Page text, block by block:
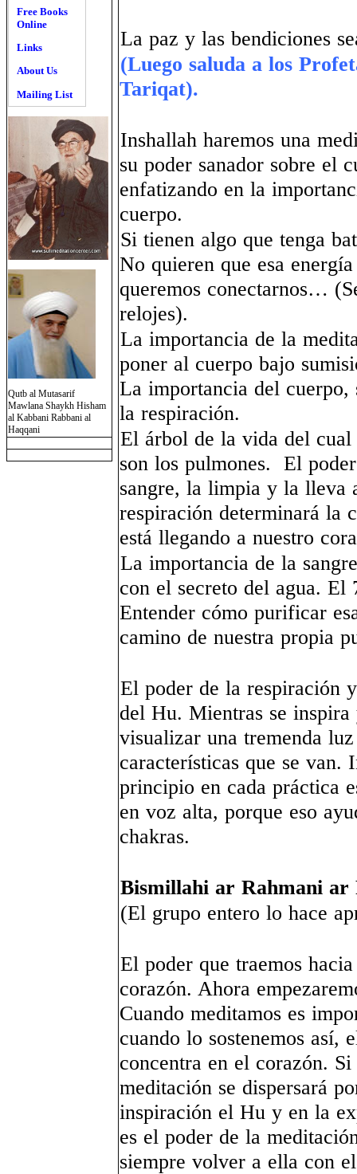
Free Books
Online
Links
About Us
Mailing List
Qutb al Mutasarif
Mawlana Shaykh Hisham
al Kabbani Rabbani al
Haqqani
La paz y las bendiciones
(Luego saluda a los
Tariqat).
Inshallah haremos una
su poder sanador sobre el
enfatizando en la
cuerpo.
Si tienen algo que tenga
No quieren que esa
queremos conectarnos…
relojes).
La importancia de la
poner al cuerpo bajo
La importancia del cuerpo,
la respiración.
El árbol de la vida del cual
son los pulmones. El
sangre, la limpia y la lleva
respiración determinará la
está llegando a nuestro
La importancia de la
con el secreto del agua. El
Entender cómo purificar
camino de nuestra propia
El poder de la respiración
del Hu. Mientras se
visualizar una tremenda
características que se van.
principio en cada práctica
en voz alta, porque eso
chakras.
Bismillahi ar Rahmani
(El grupo entero lo hace
El poder que traemos
corazón. Ahora
Cuando meditamos es
cuando lo sostenemos así,
concentra en el corazón.
meditación se dispersará
inspiración el Hu y en la
es el poder de la
siempre volver a ella con